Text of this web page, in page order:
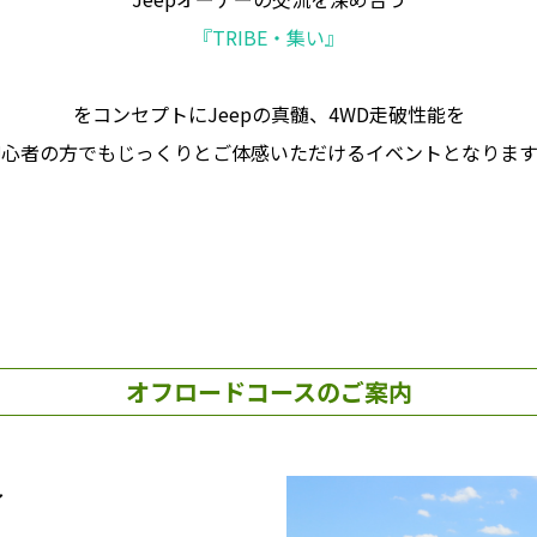
『TRIBE・集い』
をコンセプトにJeepの真髄、4WD走破性能を
者の方でもじっくりとご体感いただけるイベントとなりま
オフロードコースのご案内